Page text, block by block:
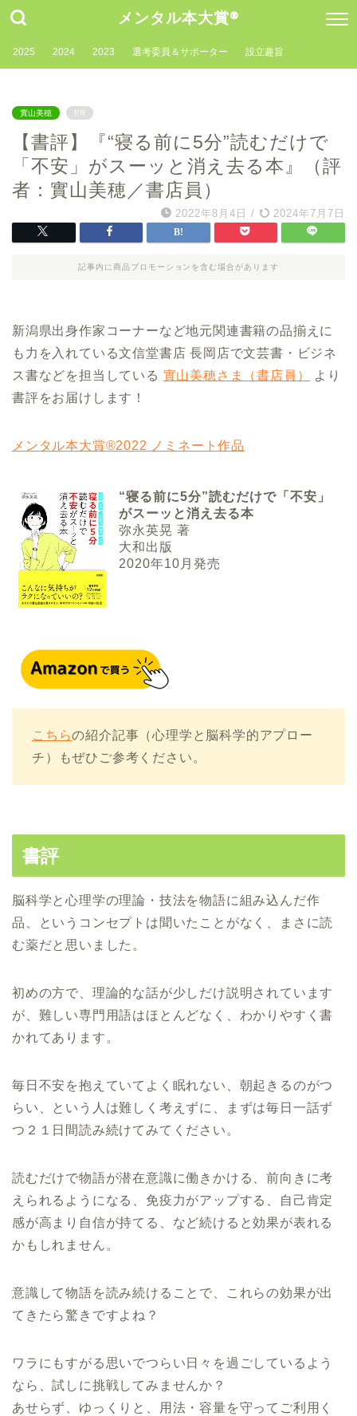
メンタル本大賞®
2025 2024 2023 選考委員＆サポーター 設立趣旨
實山美穂 PR
【書評】『“寝る前に5分”読むだけで
「不安」がスーッと消え去る本』（評
者：實山美穂／書店員）
2022年8月4日 / 2024年7月7日
記事内に商品プロモーションを含む場合があります
新潟県出身作家コーナーなど地元関連書籍の品揃えに
も力を入れている文信堂書店 長岡店で文芸書・ビジネ
ス書などを担当している 實山美穂さま（書店員）
より
書評をお届けします！
メンタル本大賞®2022 ノミネート作品
“寝る前に5分”読むだけで「不安」
がスーッと消え去る本
弥永英晃 著
大和出版
2020年10月発売
こちらの紹介記事（心理学と脳科学的アプロー
チ）もぜひご参考ください。
書評
脳科学と心理学の理論・技法を物語に組み込んだ作
品、というコンセプトは聞いたことがなく、まさに読
む薬だと思いました。
初めの方で、理論的な話が少しだけ説明されています
が、難しい専門用語はほとんどなく、わかりやすく書
かれてあります。
毎日不安を抱えていてよく眠れない、朝起きるのがつ
らい、という人は難しく考えずに、まずは毎日一話ず
つ２１日間読み続けてみてください。
読むだけで物語が潜在意識に働きかける、前向きに考
えられるようになる、免疫力がアップする、自己肯定
感が高まり自信が持てる、など続けると効果が表れる
かもしれません。
意識して物語を読み続けることで、これらの効果が出
てきたら驚きですよね？
ワラにもすがる思いでつらい日々を過ごしているよう
なら、試しに挑戦してみませんか？
あせらず、ゆっくりと、用法・容量を守ってご利用く